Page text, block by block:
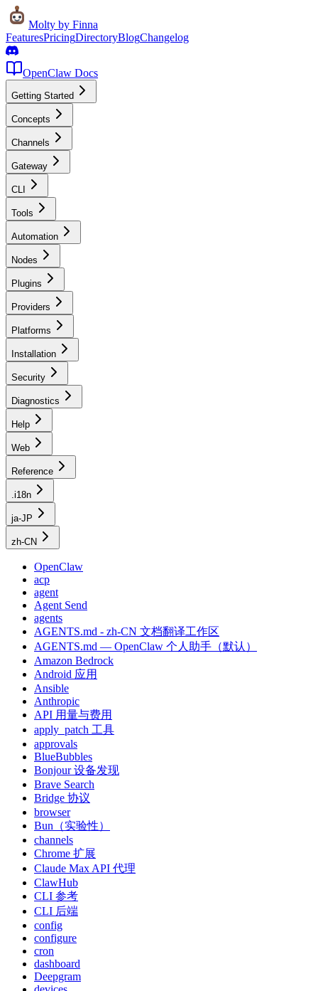
Molty by Finna
FeaturesPricingDirectoryBlogChangelog
OpenClaw Docs
Getting Started
Concepts
Channels
Gateway
CLI
Tools
Automation
Nodes
Plugins
Providers
Platforms
Installation
Security
Diagnostics
Help
Web
Reference
.i18n
ja-JP
zh-CN
OpenClaw
acp
agent
Agent Send
agents
AGENTS.md - zh-CN 文档翻译工作区
AGENTS.md — OpenClaw 个人助手（默认）
Amazon Bedrock
Android 应用
Ansible
Anthropic
API 用量与费用
apply_patch 工具
approvals
BlueBubbles
Bonjour 设备发现
Brave Search
Bridge 协议
browser
Bun（实验性）
channels
Chrome 扩展
Claude Max API 代理
ClawHub
CLI 参考
CLI 后端
config
configure
cron
dashboard
Deepgram